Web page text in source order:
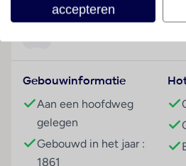
is ongeveer 27 kilometer.
verdiepingen met een lift en
welkom. Het meertalig
ontvangsthal is
uitchecken. Een bagagedepot,
wisselkantoor behoren tot de
Gebouwinformatie
Aan een hoofdweg
gelegen
Gebouwd in het jaar :
1861
accepteren